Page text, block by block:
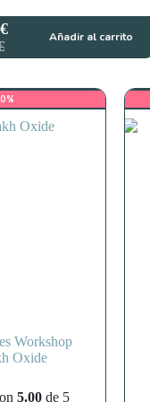
€.
€
€.
Añadir al carrito
Workshop
Oxide
5.00de 5